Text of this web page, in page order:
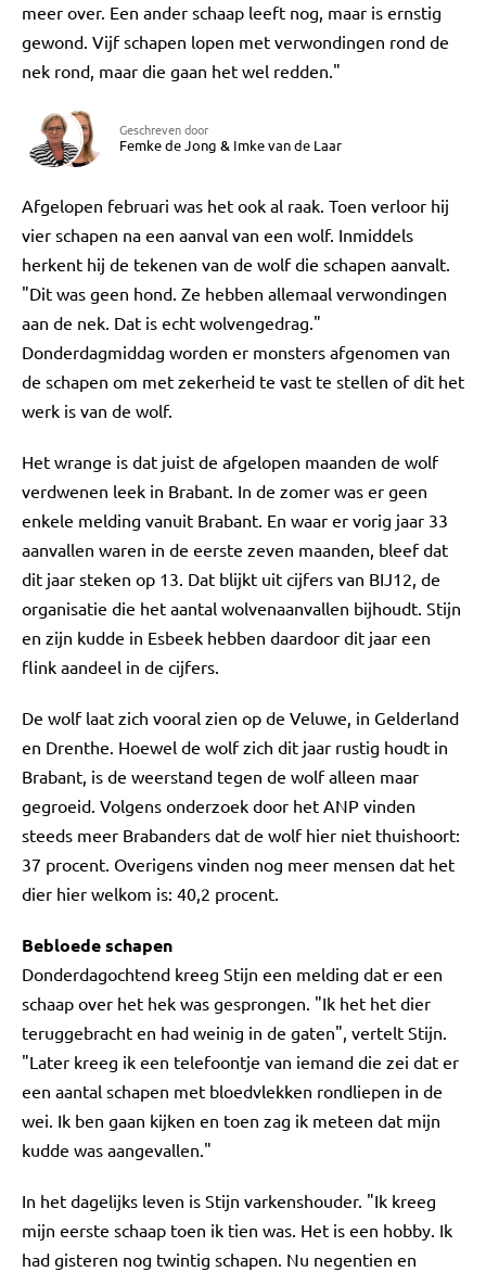
meer over. Een ander schaap leeft nog, maar is ernstig
gewond. Vijf schapen lopen met verwondingen rond de
nek rond, maar die gaan het wel redden."
Geschreven door
Femke de Jong & Imke van de Laar
Afgelopen februari was het ook al raak. Toen verloor hij
vier schapen na een aanval van een wolf. Inmiddels
herkent hij de tekenen van de wolf die schapen aanvalt.
"Dit was geen hond. Ze hebben allemaal verwondingen
aan de nek. Dat is echt wolvengedrag."
Donderdagmiddag worden er monsters afgenomen van
de schapen om met zekerheid te vast te stellen of dit het
werk is van de wolf.
Het wrange is dat juist de afgelopen maanden de wolf
verdwenen leek in Brabant. In de zomer was er geen
enkele melding vanuit Brabant. En waar er vorig jaar 33
aanvallen waren in de eerste zeven maanden, bleef dat
dit jaar steken op 13. Dat blijkt uit cijfers van BIJ12, de
organisatie die het aantal wolvenaanvallen bijhoudt. Stijn
en zijn kudde in Esbeek hebben daardoor dit jaar een
flink aandeel in de cijfers.
De wolf laat zich vooral zien op de Veluwe, in Gelderland
en Drenthe. Hoewel de wolf zich dit jaar rustig houdt in
Brabant, is de weerstand tegen de wolf alleen maar
gegroeid. Volgens onderzoek door het ANP vinden
steeds meer Brabanders dat de wolf hier niet thuishoort:
37 procent. Overigens vinden nog meer mensen dat het
dier hier welkom is: 40,2 procent.
Bebloede schapen
Donderdagochtend kreeg Stijn een melding dat er een
schaap over het hek was gesprongen. "Ik het het dier
teruggebracht en had weinig in de gaten", vertelt Stijn.
"Later kreeg ik een telefoontje van iemand die zei dat er
een aantal schapen met bloedvlekken rondliepen in de
wei. Ik ben gaan kijken en toen zag ik meteen dat mijn
kudde was aangevallen."
In het dagelijks leven is Stijn varkenshouder. "Ik kreeg
mijn eerste schaap toen ik tien was. Het is een hobby. Ik
had gisteren nog twintig schapen. Nu negentien en